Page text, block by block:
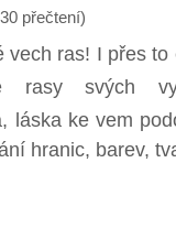
přečtení)
ras! I přes
rasy svých
ke vem
hranic, barev,